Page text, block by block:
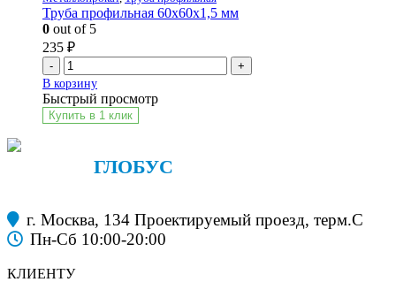
Труба профильная 60х60х1,5 мм
0 out of 5
235 ₽
-
+
В корзину
Быстрый просмотр
Купить в 1 клик
ГЛОБУС
г. Москва, 134 Проектируемый проезд, терм.С
Пн-Сб 10:00-20:00
КЛИЕНТУ